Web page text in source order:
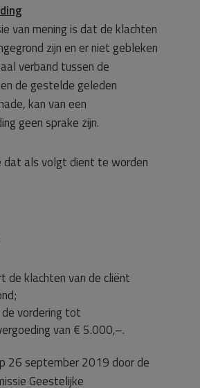
van mening is dat de klachten
zijn en er niet gebleken
verband tussen de
de gestelde geleden
kan van een
geen sprake zijn.
dat als volgt dient te worden
de klachten van de cliënt
vordering tot
van € 5.000,–.
26 september 2019 door de
Geestelijke